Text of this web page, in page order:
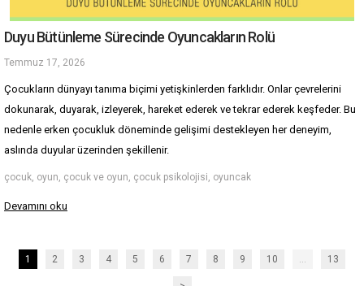
Duyu Bütünleme Sürecinde Oyuncakların Rolü
Temmuz 17, 2026
Çocukların dünyayı tanıma biçimi yetişkinlerden farklıdır. Onlar çevrelerini
dokunarak, duyarak, izleyerek, hareket ederek ve tekrar ederek keşfeder. Bu
nedenle erken çocukluk döneminde gelişimi destekleyen her deneyim,
aslında duyular üzerinden şekillenir.
çocuk, oyun, çocuk ve oyun, çocuk psikolojisi, oyuncak
Devamını oku
1 2 3 4 5 6 7 8 9 10 ... 13